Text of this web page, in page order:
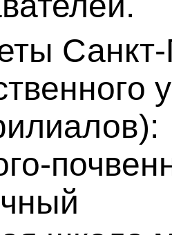
Санкт-